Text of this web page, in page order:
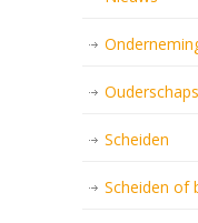
Scheiden
Scheiden of